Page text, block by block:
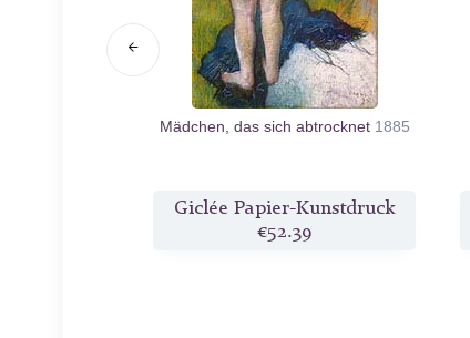
Mädchen, das sich abtrocknet 1885
Giclée Papier-Kunstdruck
€52.39